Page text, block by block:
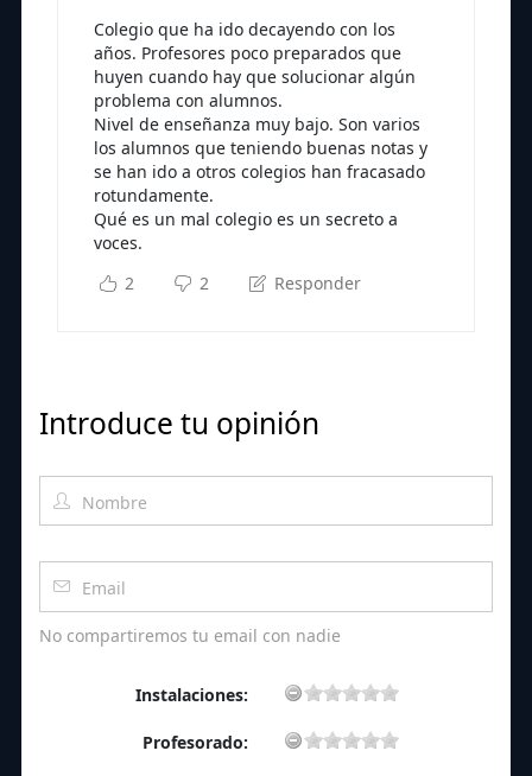
Colegio que ha ido decayendo con los
años. Profesores poco preparados que
huyen cuando hay que solucionar algún
problema con alumnos.
Nivel de enseñanza muy bajo. Son varios
los alumnos que teniendo buenas notas y
se han ido a otros colegios han fracasado
rotundamente.
Qué es un mal colegio es un secreto a
voces.
2
2 Responder
Introduce tu opinión
No compartiremos tu email con nadie
Instalaciones:
Profesorado: